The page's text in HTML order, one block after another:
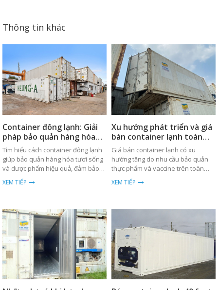
Thông tin khác
Container đông lạnh: Giải
pháp bảo quản hàng hóa
hiệu quả
Tìm hiểu cách container đông lạnh
giúp bảo quản hàng hóa tươi sống
và dược phẩm hiệu quả, đảm bảo
nhiệt độ ổn định trong suốt quá
trình vận chuyển.
XEM TIẾP
Xu hướng phát triển và giá
bán container lạnh toàn
cầu
Giá bán container lạnh có xu
hướng tăng do nhu cầu bảo quản
thực phẩm và vaccine trên toàn
cầu. Xem chi tiết về xu hướng và
phân tích giá cả.
XEM TIẾP